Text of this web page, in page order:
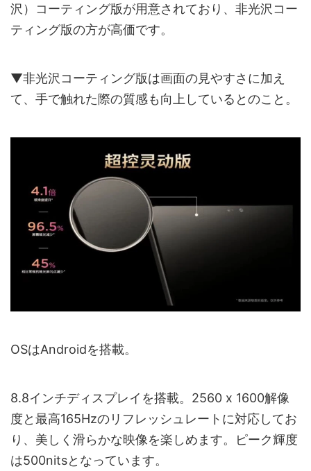
沢）コーティング版が用意されており、非光沢コー
ティング版の方が高価です。
▼非光沢コーティング版は画面の見やすさに加え
て、手で触れた際の質感も向上しているとのこと。
OSはAndroidを搭載。
8.8インチディスプレイを搭載。2560 x 1600解像
度と最高165Hzのリフレッシュレートに対応してお
り、美しく滑らかな映像を楽しめます。ピーク輝度
は500nitsとなっています。